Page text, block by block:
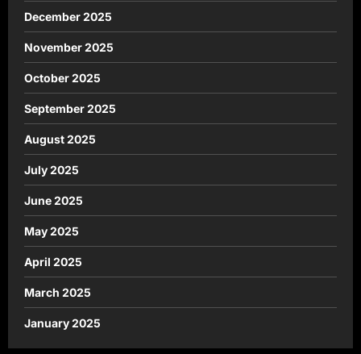
December 2025
November 2025
October 2025
September 2025
August 2025
July 2025
June 2025
May 2025
April 2025
March 2025
January 2025